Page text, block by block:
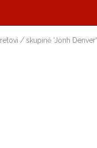
/ skupině ' Jonh Denver'